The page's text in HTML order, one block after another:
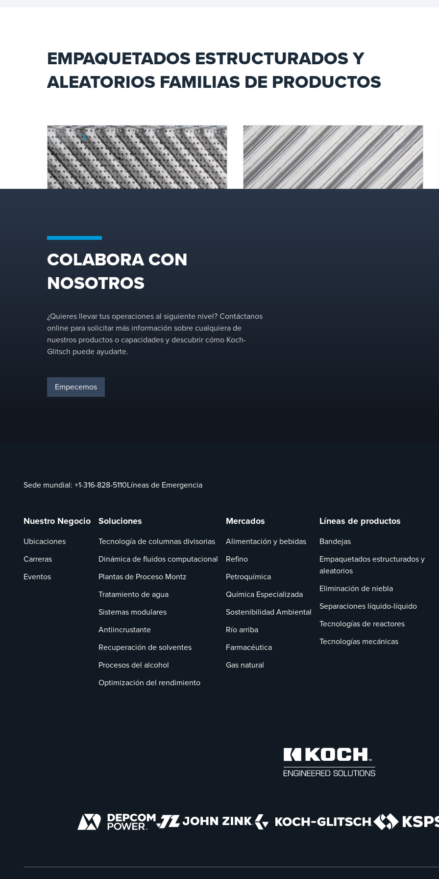
EMPAQUETADOS ESTRUCTURADOS Y
ALEATORIOS FAMILIAS DE PRODUCTOS
FLEXIPAC® HC® Structured
Packing
packing offerings, FLEXIPAC® HC® structured
packing is a high-performance solution for
new towers and revamps alike.&nbsp;
transferencia de masa con su alta área de
COLABORA CON
NOSOTROS
¿Quieres llevar tus operaciones al siguiente nivel? Contáctanos
online para solicitar más información sobre cualquiera de
nuestros productos o capacidades y descubrir cómo Koch-
Glitsch puede ayudarte.
Empecemos
Sede mundial: +1-316-828-5110Líneas de Emergencia
Nuestro Negocio
Ubicaciones
Carreras
Eventos
Soluciones
Tecnología de columnas divisorias
Dinámica de fluidos computacional
Plantas de Proceso Montz
Tratamiento de agua
Sistemas modulares
Antiincrustante
Recuperación de solventes
Procesos del alcohol
Optimización del rendimiento
Mercados
Alimentación y bebidas
Refino
Petroquímica
Química Especializada
Sostenibilidad Ambiental
Río arriba
Farmacéutica
Gas natural
Líneas de productos
Bandejas
Empaquetados estructurados y
aleatorios
Eliminación de niebla
Separaciones líquido-líquido
Tecnologías de reactores
Tecnologías mecánicas